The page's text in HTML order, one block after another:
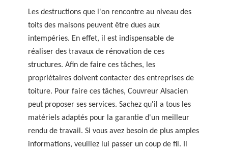
Les destructions que l'on rencontre au niveau des
toits des maisons peuvent être dues aux
intempéries. En effet, il est indispensable de
réaliser des travaux de rénovation de ces
structures. Afin de faire ces tâches, les
propriétaires doivent contacter des entreprises de
toiture. Pour faire ces tâches, Couvreur Alsacien
peut proposer ses services. Sachez qu'il a tous les
matériels adaptés pour la garantie d'un meilleur
rendu de travail. Si vous avez besoin de plus amples
informations, veuillez lui passer un coup de fil. Il